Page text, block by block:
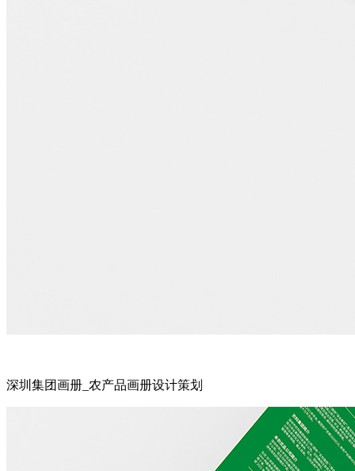
深圳集团画册_农产品画册设计策划